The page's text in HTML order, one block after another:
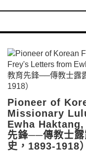
Pioneer of
Missionary
Ewha Haktang,
先鋒──傳教士
史，1893-1918）